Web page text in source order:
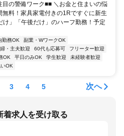
の警備ワーク■■ ＼お金と住まいの悩
料！家具家電付きの1Rですぐに新生
け」「午後だけ」のハーフ勤務！予定
勤務OK
副業・WワークOK
・主夫歓迎 60代も応募可
フリーター歓迎
OK 平日のみOK 学生歓迎
未経験者歓迎
OK
3 4 5 次へ
着求人を受け取る